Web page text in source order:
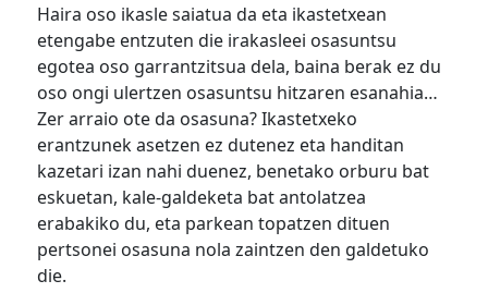
Haira oso ikasle saiatua da eta ikastetxean
etengabe entzuten die irakasleei osasuntsu
egotea oso garrantzitsua dela, baina berak ez du
oso ongi ulertzen osasuntsu hitzaren esanahia…
Zer arraio ote da osasuna? Ikastetxeko
erantzunek asetzen ez dutenez eta handitan
kazetari izan nahi duenez, benetako orburu bat
eskuetan, kale-galdeketa bat antolatzea
erabakiko du, eta parkean topatzen dituen
pertsonei osasuna nola zaintzen den galdetuko
die.